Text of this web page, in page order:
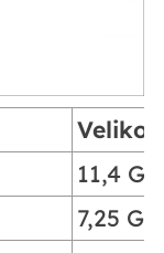
11,4 GB
7,25 GB